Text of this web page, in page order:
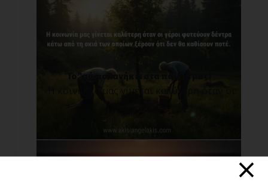
Το "αύριο" ανήκει στα παιδιά μας!
«Η κοινωνία μας γίνεται καλύτερη όταν οι
γέροι φυτ[...]
×